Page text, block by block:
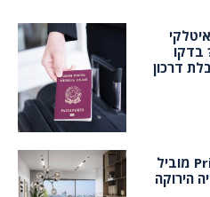
בדקו
דרכון
חלון לאורבניות מפנקת: Privato מוביל
הירוקה